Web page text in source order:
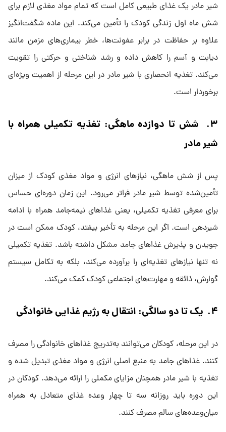
شیر مادر یک غذای طبیعی کامل است که تمام مواد مغذی لازم برای
شش ماه اول زندگی کودک را تأمین می‌کند. این ماده شگفت‌انگیز
علاوه بر حفاظت در برابر عفونت‌ها، خطر بیماری‌های مزمن مانند
دیابت و آسم را کاهش داده و رشد شناختی و حرکتی را تقویت
می‌کند. تغذیه انحصاری با شیر مادر در این مرحله از اهمیت ویژه‌ای
برخوردار است.
۳. شش تا دوازده ماهگی: تغذیه تکمیلی همراه با
شیر مادر
پس از شش ماهگی، نیازهای انرژی و مواد مغذی کودک از میزان
تأمین‌شده توسط شیر مادر فراتر می‌رود. این زمان دوره‌ای حساس
برای معرفی تغذیه تکمیلی، یعنی غذاهای نیمه‌جامد همراه با ادامه
شیردهی است. اگر این مرحله به تأخیر بیفتد، کودک ممکن است در
جویدن و پذیرش غذاهای جامد مشکل داشته باشد. تغذیه تکمیلی
نه تنها نیازهای تغذیه‌ای را برآورده می‌کند، بلکه به تکامل سیستم
گوارش، ذائقه و مهارت‌های اجتماعی کودک کمک می‌کند.
۴. یک تا دو سالگی: انتقال به رژیم غذایی خانوادگی
در این مرحله، کودکان می‌توانند به‌تدریج غذاهای خانوادگی را مصرف
کنند. غذاهای جامد به منبع اصلی انرژی و مواد مغذی تبدیل شده و
تغذیه با شیر مادر همچنان مزایای مکملی را ارائه می‌دهد. کودکان در
این دوره باید روزانه سه تا چهار وعده غذای متعادل به همراه
میان‌وعده‌های سالم مصرف کنند.